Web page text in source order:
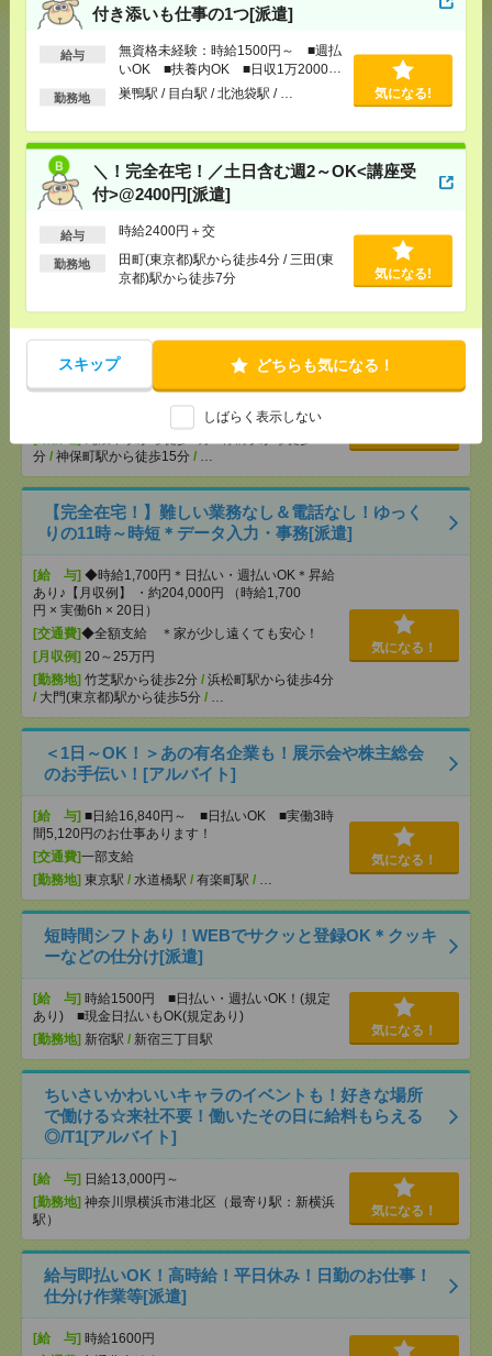
付き添いも仕事の1つ[派遣]
給与
無資格未経験：時給1500円～ ■週払
いOK ■扶養内OK ■日収1万2000円
以上
勤務地 巣鴨駅 / 目白駅 / 北池袋駅 / … 気になる!
＼！完全在宅！／土日含む週2～OK<講座受
付>@2400円[派遣]
給与 時給2400円＋交
勤務地
田町(東京都)駅から徒歩4分 / 三田(東
京都)駅から徒歩7分
気になる!
スキップ どちらも気になる！
しばらく表示しない
[給 与]無資格未経験：時給1500円～ ■週払い
OK ■扶養内OK ■日収1万2000円以上
交通費全額支給
[勤務地]巣鴨駅/目白駅/北池袋駅/…
気になる！
＼！完全在宅！／土日含む週2～OK<講座受付
>@2400円[派遣]
[給 与]時給2400円＋交
[交通費]交通費実費支給（当社規定あり）
[勤務地]田町(東京都)駅から徒歩4分/三田(東京都)
駅から徒歩7分
気になる！
＜日本を代表するバンド＊サカナクション＞ツアー
公演のサポートバイト＠日本武道館[アルバイト]
[給 与]時給1250円～
分 / 神保町駅から徒歩15分 / …
【完全在宅！】難しい業務なし＆電話なし！ゆっく
りの11時～時短＊データ入力・事務[派遣]
[給 与] ◆時給1,700円＊日払い・週払いOK＊昇給
あり♪【月収例】 ・約204,000円 （時給1,700
円 × 実働6h × 20日）
[交通費]◆全額支給 ＊家が少し遠くても安心！
[月収例] 20～25万円
[勤務地] 竹芝駅から徒歩2分 / 浜松町駅から徒歩4分
/ 大門(東京都)駅から徒歩5分 / …
気になる！
＜1日～OK！＞あの有名企業も！展示会や株主総会
のお手伝い！[アルバイト]
[給 与] ■日給16,840円～ ■日払いOK ■実働3時
間5,120円のお仕事あります！
[交通費]一部支給
[勤務地] 東京駅 / 水道橋駅 / 有楽町駅 / …
気になる！
短時間シフトあり！WEBでサクッと登録OK＊クッキ
ーなどの仕分け[派遣]
[給 与] 時給1500円 ■日払い・週払いOK！(規定
あり) ■現金日払いもOK(規定あり)
[勤務地] 新宿駅 / 新宿三丁目駅
気になる！
ちいさいかわいいキャラのイベントも！好きな場所
で働ける☆来社不要！働いたその日に給料もらえる
◎/T1[アルバイト]
[給 与] 日給13,000円～
[勤務地] 神奈川県横浜市港北区（最寄り駅：新横浜
駅）
気になる！
給与即払いOK！高時給！平日休み！日勤のお仕事！
仕分け作業等[派遣]
[給 与] 時給1600円